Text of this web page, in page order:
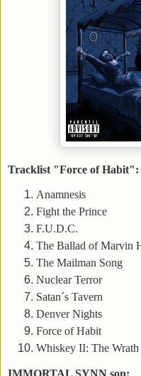
Tracklist "Force of Habit":
Anamnesis
Fight the Prince
F.U.D.C.
The Ballad of Marvin
The Mailman Song
Nuclear Terror
Satan´s Tavern
Denver Nights
Force of Habit
Whiskey II: The
IMMORTAL SYNN son: